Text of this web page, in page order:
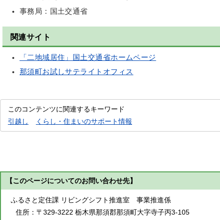
事務局：国土交通省
関連サイト
「二地域居住」国土交通省ホームページ
那須町お試しサテライトオフィス
このコンテンツに関連するキーワード
引越し
くらし・住まいのサポート情報
【このページについてのお問い合わせ先】
ふるさと定住課 リビングシフト推進室 事業推進係
住所： 〒329-3222 栃木県那須郡那須町大字寺子丙3-105